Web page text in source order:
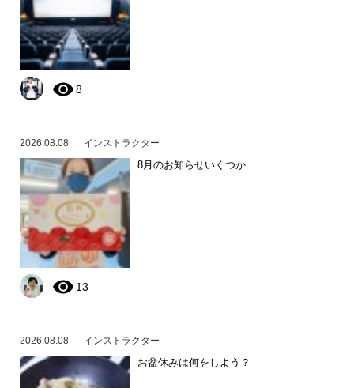
8
2026.08.08 インストラクター
8月のお知らせいくつか
13
2026.08.08 インストラクター
お盆休みは何をしよう？